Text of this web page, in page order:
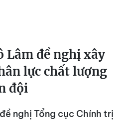
Lâm đề nghị xây
lực chất lượng
đội
nghị Tổng cục Chính trị